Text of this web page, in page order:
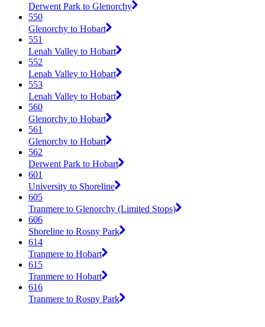
Derwent Park to Glenorchy
550
Glenorchy to Hobart
551
Lenah Valley to Hobart
552
Lenah Valley to Hobart
553
Lenah Valley to Hobart
560
Glenorchy to Hobart
561
Glenorchy to Hobart
562
Derwent Park to Hobart
601
University to Shoreline
605
Tranmere to Glenorchy (Limited Stops)
606
Shoreline to Rosny Park
614
Tranmere to Hobart
615
Tranmere to Hobart
616
Tranmere to Rosny Park